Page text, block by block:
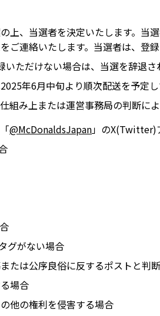
上、当選者を決定いたします。当
ご連絡いたします。当選者は、登
ただけない場合は、当選を辞退さ
年6月中旬より順次配送を予定し
組み上または運営事務局の判断に
@McDonaldsJapan」のX(Twitter)
グがない場合
たは公序良俗に反するポストと判
場合
他の権利を侵害する場合